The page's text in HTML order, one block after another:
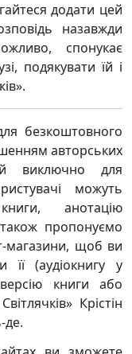
додати цей
назавжди
спонукає
подякувати їй і
безкоштовного
авторських
виключно для
можуть
анотацію
пропонуємо
магазини, щоб ви
її (аудіокнигу у
книги або
Крістін
де.